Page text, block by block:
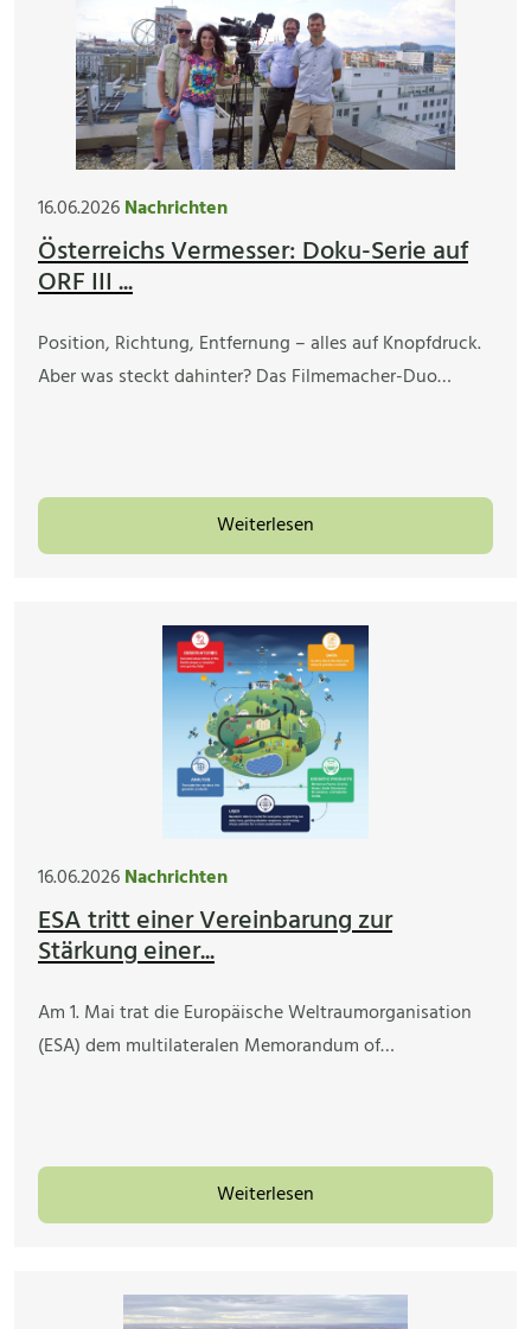
16.06.2026Nachrichten
Österreichs Vermesser: Doku-Serie auf
ORF III ...
Position, Richtung, Entfernung – alles auf Knopfdruck.
Aber was steckt dahinter? Das Filmemacher-Duo…
Weiterlesen
16.06.2026Nachrichten
ESA tritt einer Vereinbarung zur
Stärkung einer...
Am 1. Mai trat die Europäische Weltraumorganisation
(ESA) dem multilateralen Memorandum of…
Weiterlesen